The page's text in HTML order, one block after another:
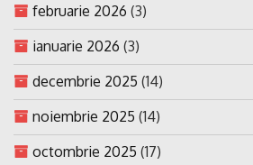
februarie 2026 (3)
ianuarie 2026 (3)
decembrie 2025 (14)
noiembrie 2025 (14)
octombrie 2025 (17)